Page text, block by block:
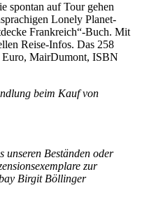
spontan auf Tour gehen
Lonely Planet-
Frankreich“-Buch. Mit
Reise-Infos. Das 258
Euro, MairDumont, ISBN
beim Kauf von
unseren Beständen oder
zur
Birgit Böllinger